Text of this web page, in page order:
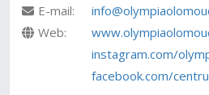
E-mail:
Web:
instagram.com/
facebook.com/